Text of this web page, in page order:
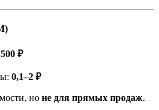
₽
0,1–2 ₽
но не для прямых продаж.